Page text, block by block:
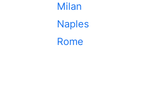
Milan
Naples
Rome